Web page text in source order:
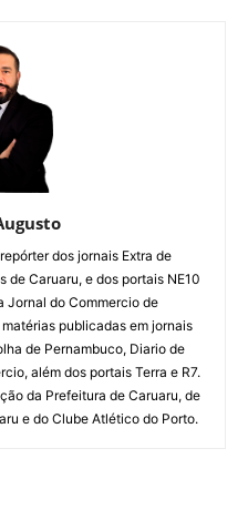
dos jornais Extra de
de Caruaru, e dos portais NE10
Jornal do Commercio de
publicadas em jornais
de Pernambuco, Diario de
além dos portais Terra e R7.
da Prefeitura de Caruaru, de
e do Clube Atlético do Porto.